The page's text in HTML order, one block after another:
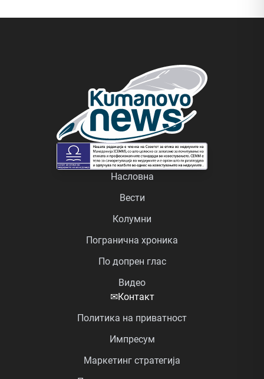
Насловна
Вести
Колумни
Погранична хроника
По допрен глас
Видео
✉Контакт
Политика на приватност
Импресум
Маркетинг стратегија